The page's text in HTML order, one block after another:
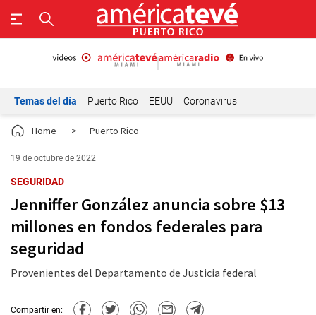
Temas del día Puerto Rico EEUU Coronavirus
Home > Puerto Rico
19 de octubre de 2022
SEGURIDAD
Jenniffer González anuncia sobre $13
millones en fondos federales para
seguridad
Provenientes del Departamento de Justicia federal
Compartir en: